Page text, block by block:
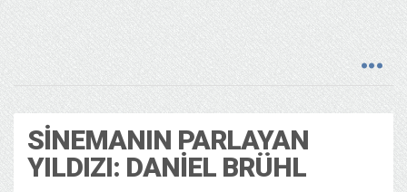
SINEMANIN PARLAYAN
YILDIZI: DANIEL BRÜHL